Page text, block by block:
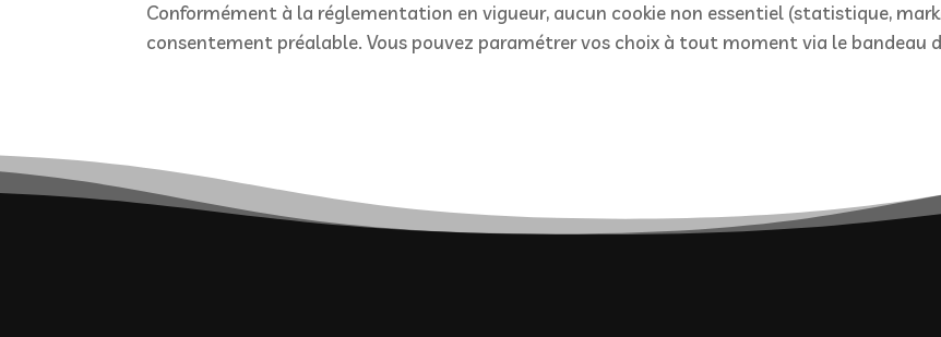
Conformément à la réglementation en vigueur, aucun cookie non essentiel (statistique,
consentement préalable. Vous pouvez paramétrer vos choix à tout moment via le bandeau